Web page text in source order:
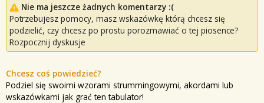
Nie ma jeszcze żadnych komentarzy :(
Potrzebujesz pomocy, masz wskazówkę którą chcesz się
podzielić, czy chcesz po prostu porozmawiać o tej piosence?
Rozpocznij dyskusje
Chcesz coś powiedzieć?
Podziel się swoimi wzorami strummingowymi, akordami lub
wskazówkami jak grać ten tabulator!